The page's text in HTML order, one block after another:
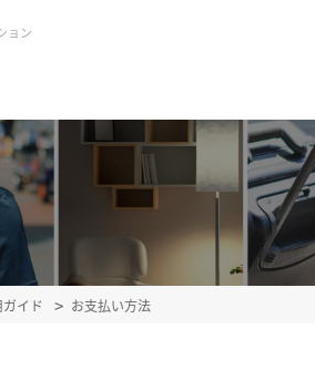
ョン
イド お支払い方法